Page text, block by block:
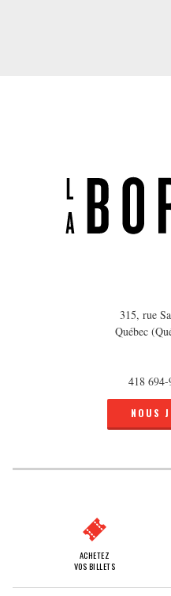
315, rue
Québec
418 694-
NOUS
ACHETEZ
VOS BILLETS